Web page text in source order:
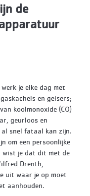
de
je elke dag met
en geisers;
koolmonoxide (CO)
geurloos en
snel fataal kan zijn.
om een persoonlijke
wist je dat dit met de
Drenth,
uit waar je op moet
aanhouden.